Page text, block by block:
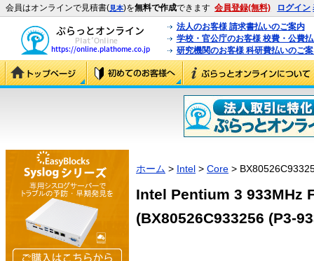
会員はオンラインで見積書(見本)を無料で作成できます 会員登録(無料) ログイン
法人のお客様 請求書払いのご案内
学校・官公庁のお客様 校費・公費
研究機関のお客様 科研費払いのご
ホーム > Intel > Core >
Intel Pentium 3 933MHz
(BX80526C933256 (P3-